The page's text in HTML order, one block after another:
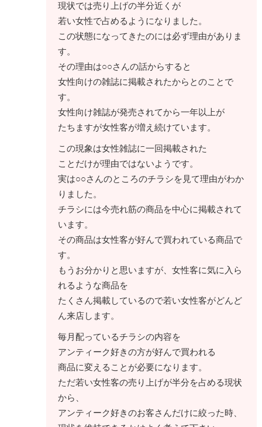
現状では売り上げの半分近くが
若い女性で占めるようになりました。
この状態になってきたのには必ず理由がありま
す。
その理由は○○さんの話からすると
女性向けの雑誌に掲載されたからとのことで
す。
女性向け雑誌が発売されてから一年以上が
たちますが女性客が増え続けています。
この現象は女性雑誌に一回掲載された
ことだけが理由ではないようです。
実は○○さんのところのチラシを見て理由がわか
りました。
チラシには今売れ筋の商品を中心に掲載されて
います。
その商品は女性客が好んで買われている商品で
す。
もうお分かりと思いますが、女性客に気に入ら
れるような商品を
たくさん掲載しているので若い女性客がどんど
ん来店します。
毎月配っているチラシの内容を
アンティーク好きの方が好んで買われる
商品に変えることが必要になります。
ただ若い女性客の売り上げが半分を占める現状
から、
アンティーク好きのお客さんだけに絞った時、